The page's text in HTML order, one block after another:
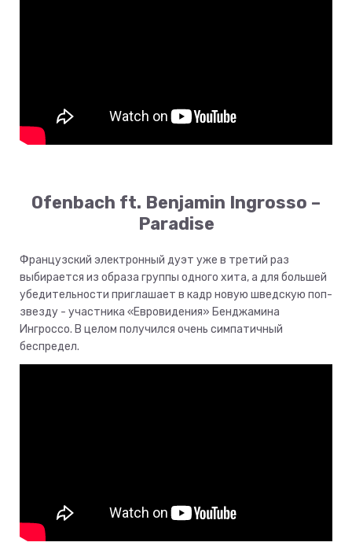
Ofenbach ft. Benjamin Ingrosso –
Paradise
Французский электронный дуэт уже в третий раз
выбирается из образа группы одного хита, а для большей
убедительности приглашает в кадр новую шведскую поп-
звезду - участника «Евровидения» Бенджамина
Ингроссо. В целом получился очень симпатичный
беспредел.